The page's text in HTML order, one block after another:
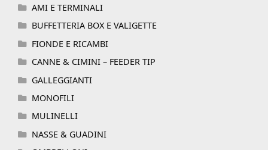
AMI E TERMINALI
BUFFETTERIA BOX E VALIGETTE
FIONDE E RICAMBI
CANNE & CIMINI – FEEDER TIP
GALLEGGIANTI
MONOFILI
MULINELLI
NASSE & GUADINI